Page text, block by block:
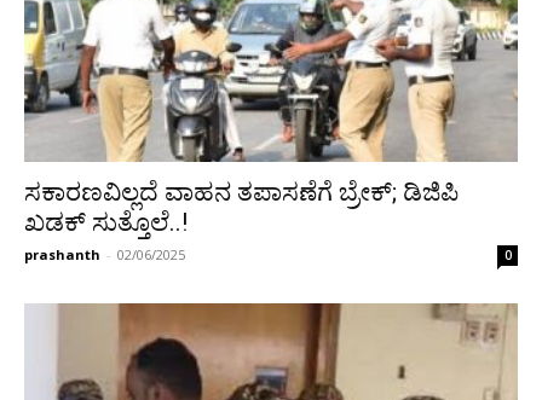
ಸಕಾರಣವಿಲ್ಲದೆ ವಾಹನ ತಪಾಸಣೆಗೆ ಬ್ರೇಕ್; ಡಿಜಿಪಿ
ಖಡಕ್ ಸುತ್ತೊಲೆ..!
prashanth - 02/06/2025 0